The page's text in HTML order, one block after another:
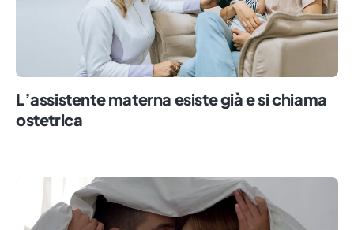
L’assistente materna esiste già e si chiama
ostetrica